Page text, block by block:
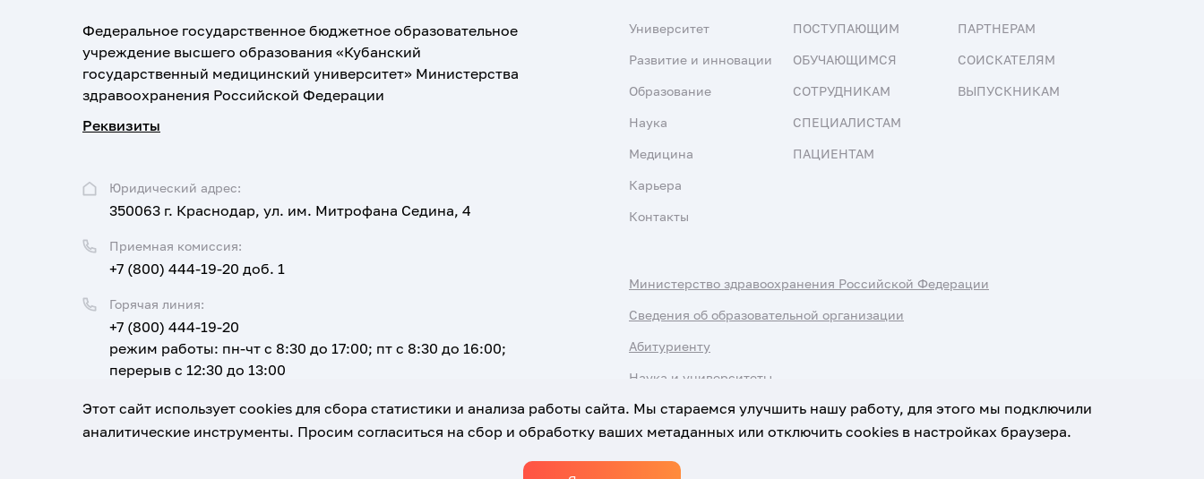
Федеральное государственное бюджетное образовательное
учреждение высшего образования «Кубанский
государственный медицинский университет» Министерства
здравоохранения Российской Федерации
Реквизиты
Юридический адрес:
350063 г. Краснодар, ул. им. Митрофана Седина, 4
Приемная комиссия:
+7 (800) 444-19-20 доб. 1
Горячая линия:
+7 (800) 444-19-20
режим работы: пн-чт с 8:30 до 17:00; пт с 8:30 до 16:00;
перерыв с 12:30 до 13:00
Email:
corpus@ksma.ru
Университет
Развитие и инновации
Образование
Наука
Медицина
Карьера
Контакты
ПОСТУПАЮЩИМ
ОБУЧАЮЩИМСЯ
СОТРУДНИКАМ
СПЕЦИАЛИСТАМ
ПАЦИЕНТАМ
ПАРТНЕРАМ
СОИСКАТЕЛЯМ
ВЫПУСКНИКАМ
Министерство здравоохранения Российской Федерации
Сведения об образовательной организации
Абитуриенту
Наука и университеты
Этот сайт использует cookies для сбора статистики и анализа работы сайта. Мы стараемся улучшить нашу работу, для этого мы подключили
аналитические инструменты. Просим согласиться на сбор и обработку ваших метаданных или отключить cookies в настройках браузера.